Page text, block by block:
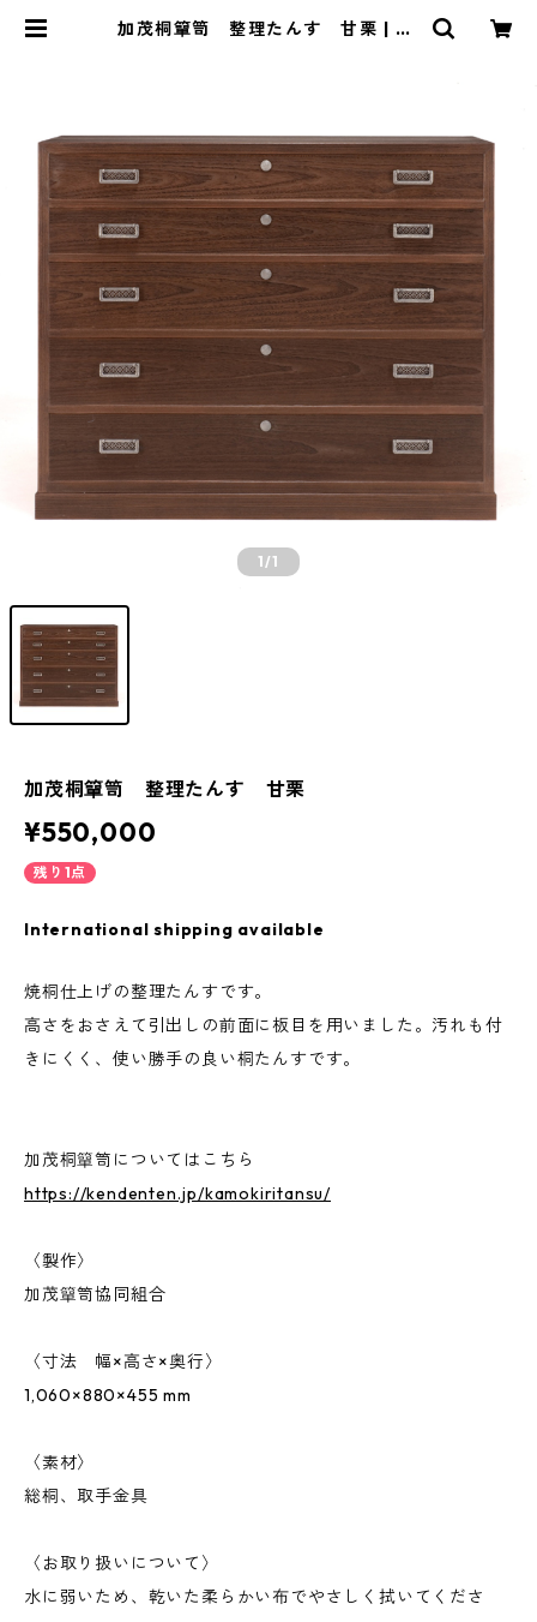
加茂桐簞笥 整理たんす 甘栗 | ke
1/1
加茂桐簞笥 整理たんす 甘栗
¥550,000
残り1点
International shipping available
焼桐仕上げの整理たんすです。
高さをおさえて引出しの前面に板目を用いました。汚れも付
きにくく、使い勝手の良い桐たんすです。
加茂桐簞笥についてはこちら
https://kendenten.jp/kamokiritansu/
〈製作〉
加茂簞笥協同組合
〈寸法 幅×高さ×奥行〉
1,060×880×455 mm
〈素材〉
総桐、取手金具
〈お取り扱いについて〉
水に弱いため、乾いた柔らかい布でやさしく拭いてくださ